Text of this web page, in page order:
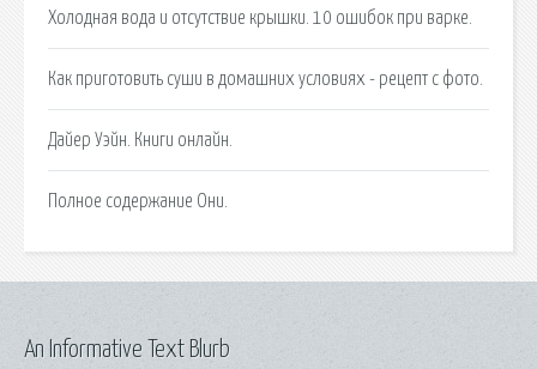
Холодная вода и отсутствие крышки. 10 ошибок при варке.
Как приготовить суши в домашних условиях - рецепт с фото.
Дайер Уэйн. Книги онлайн.
Полное содержание Они.
An Informative Text Blurb